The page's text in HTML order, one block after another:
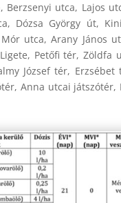
Berzsenyi utca, Lajos
Dózsa György út,
utca, Arany János
Petőfi tér, Zöldfa
József tér,
Anna utcai játszótér,